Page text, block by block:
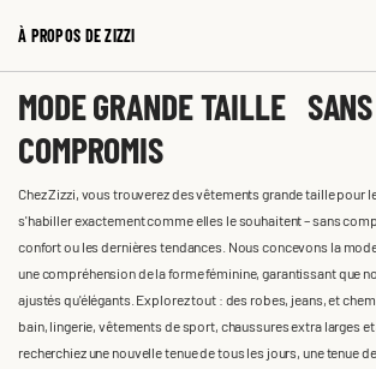
À PROPOS DE ZIZZI
MODE GRANDE TAILLE SANS
COMPROMIS
Chez Zizzi, vous trouverez des vêtements grande taille pour
s'habiller exactement comme elles le souhaitent – sans
confort ou les dernières tendances. Nous concevons la
une compréhension de la forme féminine, garantissant que
ajustés qu'élégants. Explorez tout : des robes, jeans, et
bain, lingerie, vêtements de sport, chaussures extra larges
recherchiez une nouvelle tenue de tous les jours, une tenue